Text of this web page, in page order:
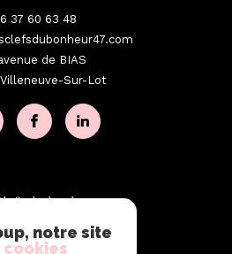
37 60 63 48
de BIAS
Villeneuve-Sur-Lot
du bonheur
37 60 63 48
notre site